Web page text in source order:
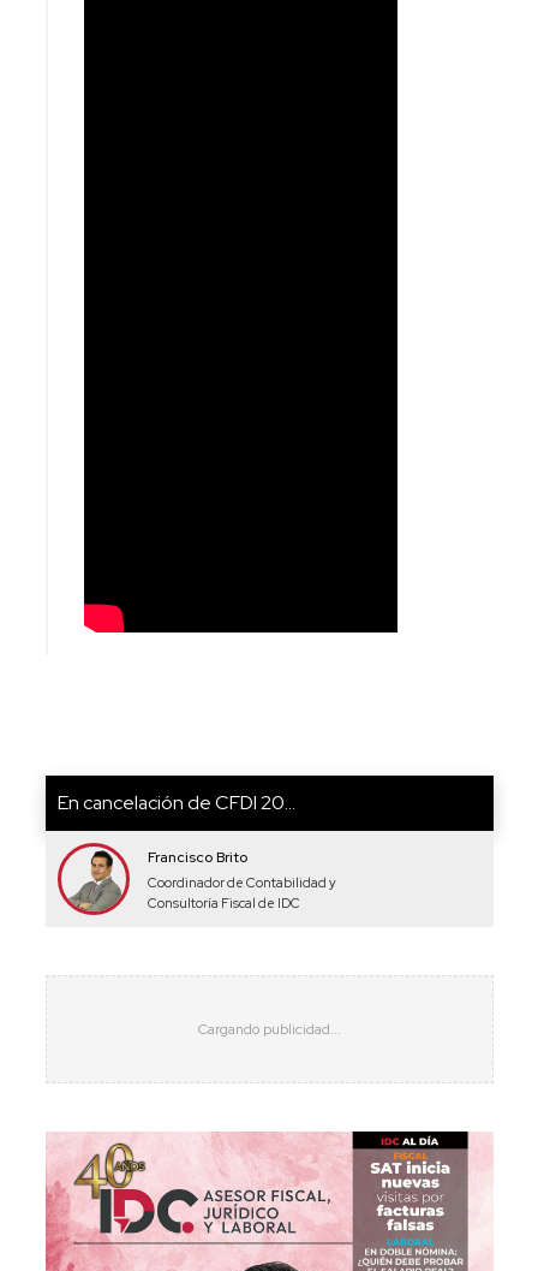
En cancelación de CFDI 20...
Francisco Brito
Coordinador de Contabilidad y
Consultoría Fiscal de IDC